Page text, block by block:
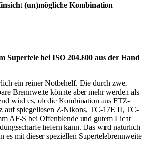
(un)mögliche Kombination
Supertele bei ISO 204.800 aus der Hand
ein reiner Notbehelf. Die durch zwei
Brennweite könnte aber mehr werden als
wird es, ob die Kombination aus FTZ-
auf spiegellosen Z-Nikons, TC-17E II, TC-
AF-S bei Offenblende und gutem Licht
liefern kann. Das wird natürlich
es mit dieser speziellen Supertelebrennweite